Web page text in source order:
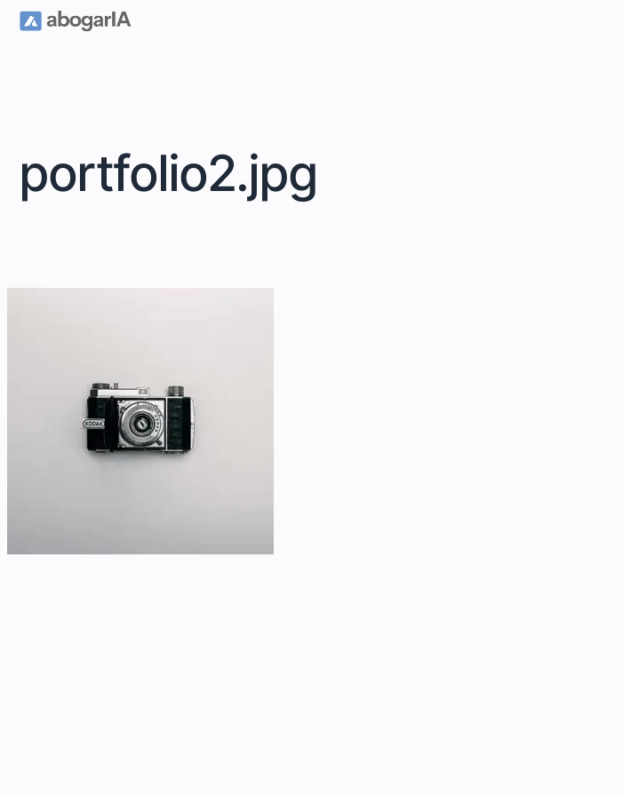
portfolio2.jpg